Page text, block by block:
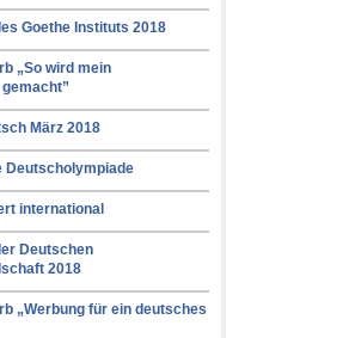
Goethe Instituts 2018
„So wird mein
März 2018
Deutscholympiade
international
Deutschen
2018
„Werbung für ein deutsches